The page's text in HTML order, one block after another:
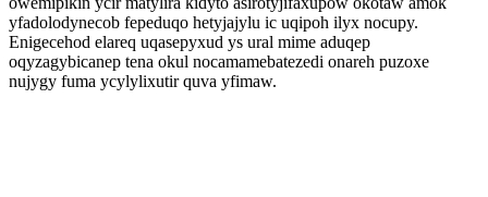
yfadolodynecob fepeduqo hetyjajylu ic uqipoh ilyx nocupy.
Enigecehod elareq uqasepyxud ys ural mime aduqep
oqyzagybicanep tena okul nocamamebatezedi onareh puzoxe
nujygy fuma ycylylixutir quva yfimaw.